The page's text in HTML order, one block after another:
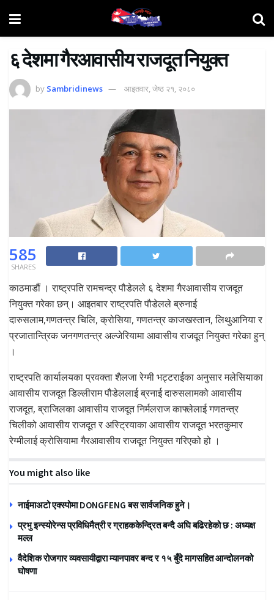
६ देशमा गैरआवासीय राजदूत नियुक्त
by Sambridinews आइतवार, जेष्ठ २१, २०८०
585
SHARES
काठमाडौं । राष्ट्रपति रामचन्द्र पौडेलले ६ देशमा गैरआवासीय राजदूत
नियुक्त गरेका छन्। आइतबार राष्ट्रपति पौडेलले ब्रुनाई
दारुसलाम,गणतन्त्र चिलि, क्रोसिया, गणतन्त्र काजखस्तान, लिथुआनिया र
प्रजातान्त्रिक जनगणतन्त्र अल्जेरियामा आवासीय राजदूत नियुक्त गरेका हुन्
।
राष्ट्रपति कार्यालयका प्रवक्ता शैलजा रेग्मी भट्टराईका अनुसार मलेसियाका
आवासीय राजदूत डिल्लीराम पौडेललाई ब्रनाई दारुसलामको आवासीय
राजदूत, ब्राजिलका आवासीय राजदूत निर्मलराज काफ्लेलाई गणतन्त्र
चिलीको आवासीय राजदूत र अस्ट्रियाका आवासीय राजदूत भरतकुमार
रेग्मीलाई क्रोसियामा गैरआवासीय राजदूत नियुक्त गरिएको हो ।
You might also like
नाईमाअटो एक्स्पोमा DONGFENG बस सार्वजनिक हुने।
प्रभु इन्स्योरेन्स प्रविधिमैत्री र ग्राहककेन्द्रित बन्दै अघि बढिरहेको छ : अध्यक्ष
मल्ल
वैदेशिक रोजगार व्यवसायीद्वारा म्यानपावर बन्द र १५ बुँदे मागसहित आन्दोलनको
घोषणा